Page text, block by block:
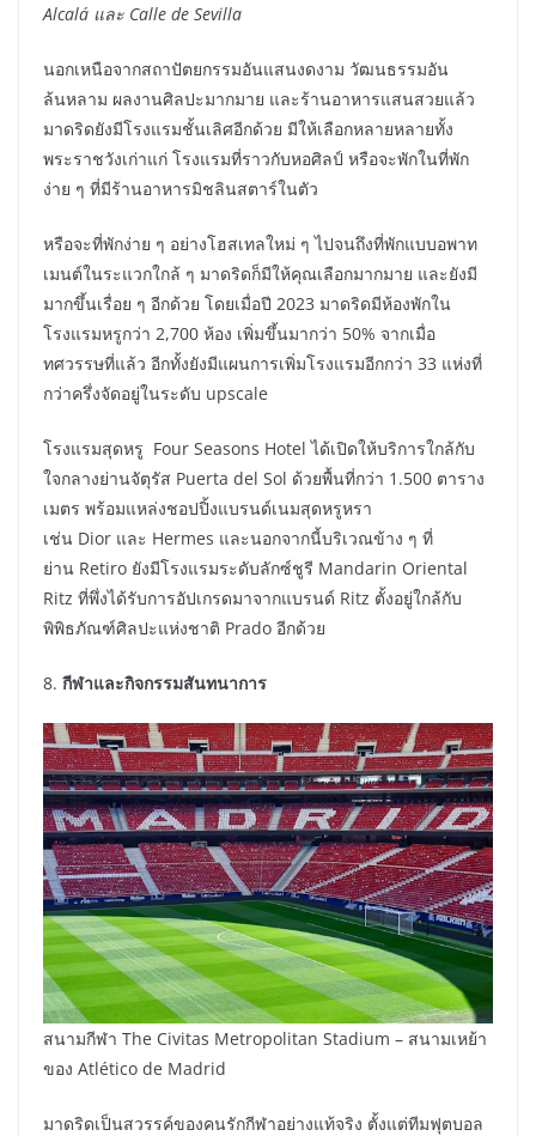
Alcalá และ Calle de Sevilla
นอกเหนือจากสถาปัตยกรรมอันแสนงดงาม วัฒนธรรมอัน
ล้นหลาม ผลงานศิลปะมากมาย และร้านอาหารแสนสวยแล้ว
มาดริดยังมีโรงแรมชั้นเลิศอีกด้วย มีให้เลือกหลายหลายทั้ง
พระราชวังเก่าแก่ โรงแรมที่ราวกับหอศิลป์ หรือจะพักในที่พัก
ง่าย ๆ ที่มีร้านอาหารมิชลินสตาร์ในตัว
หรือจะที่พักง่าย ๆ อย่างโฮสเทลใหม่ ๆ ไปจนถึงที่พักแบบอพาท
เมนต์ในระแวกใกล้ ๆ มาดริดก็มีให้คุณเลือกมากมาย และยังมี
มากขึ้นเรื่อย ๆ อีกด้วย โดยเมื่อปี 2023 มาดริดมีห้องพักใน
โรงแรมหรูกว่า 2,700 ห้อง เพิ่มขึ้นมากว่า 50% จากเมื่อ
ทศวรรษที่แล้ว อีกทั้งยังมีแผนการเพิ่มโรงแรมอีกกว่า 33 แห่งที่
กว่าครึ่งจัดอยู่ในระดับ upscale
โรงแรมสุดหรู Four Seasons Hotel ได้เปิดให้บริการใกล้กับ
ใจกลางย่านจัตุรัส Puerta del Sol ด้วยพื้นที่กว่า 1.500 ตาราง
เมตร พร้อมแหล่งชอปปิ้งแบรนด์เนมสุดหรูหรา
เช่น Dior และ Hermes และนอกจากนี้บริเวณข้าง ๆ ที่
ย่าน Retiro ยังมีโรงแรมระดับลักซ์ชูรี Mandarin Oriental
Ritz ที่พึ่งได้รับการอัปเกรดมาจากแบรนด์ Ritz ตั้งอยู่ใกล้กับ
พิพิธภัณฑ์ศิลปะแห่งชาติ Prado อีกด้วย
8. กีฬาและกิจกรรมสันทนาการ
สนามกีฬา The Civitas Metropolitan Stadium – สนามเหย้า
ของ Atlético de Madrid
มาดริดเป็นสวรรค์ของคนรักกีฬาอย่างแท้จริง ตั้งแต่ทีมฟุตบอล